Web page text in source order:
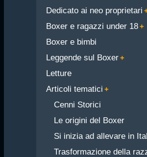
Dedicato ai neo proprietari
Boxer e ragazzi under 18
Boxer e bimbi
Leggende sul Boxer
Letture
Articoli tematici
Cenni Storici
Le origini del Boxer
Si inizia ad allevare in
Trasformazione della